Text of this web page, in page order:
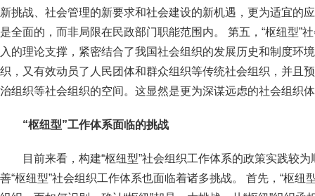
新挑战、社会管理的新要求和社会建设的新机遇，更为适宜的
是全面的，而非局限在民政部门职能范围内。 第五，“枢纽型”
入的理论支撑，紧密结合了我国社会组织的发展历史和制度环
织，又有效动员了人民团体和群众组织等传统社会组织，并且
治组织等社会组织的空间。这显然是更为深谋远虑的社会组织
“枢纽型”工作体系面临的挑战
目前来看，构建“枢纽型”社会组织工作体系的政策实践较
善“枢纽型”社会组织工作体系也面临着诸多挑战。 首先，“枢纽